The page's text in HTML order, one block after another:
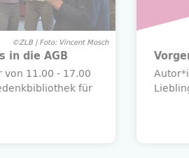
©ZLB | Foto: Vincent Mosch
in die AGB
11.00 - 17.00
für